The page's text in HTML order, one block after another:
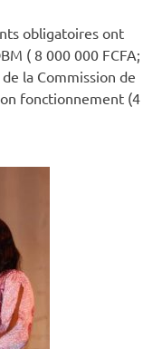
obligatoires ont
( 8 000 000 FCFA;
la Commission de
fonctionnement (4